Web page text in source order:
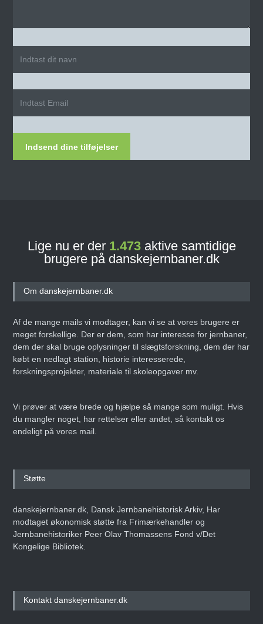
Indsend dine tilføjelser
Lige nu er der 1.473aktive samtidige
brugere på danskejernbaner.dk
Om danskejernbaner.dk
Af de mange mails vi modtager, kan vi se at vores brugere er
meget forskellige. Der er dem, som har interesse for jernbaner,
dem der skal bruge oplysninger til slægtsforskning, dem der har
købt en nedlagt station, historie interesserede,
forskningsprojekter, materiale til skoleopgaver mv.
Vi prøver at være brede og hjælpe så mange som muligt. Hvis
du mangler noget, har rettelser eller andet, så kontakt os
endeligt på vores mail.
Støtte
danskejernbaner.dk, Dansk Jernbanehistorisk Arkiv, Har
modtaget økonomisk støtte fra Frimærkehandler og
Jernbanehistoriker Peer Olav Thomassens Fond v/Det
Kongelige Bibliotek.
Kontakt danskejernbaner.dk